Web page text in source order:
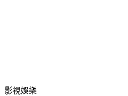
影視娛樂